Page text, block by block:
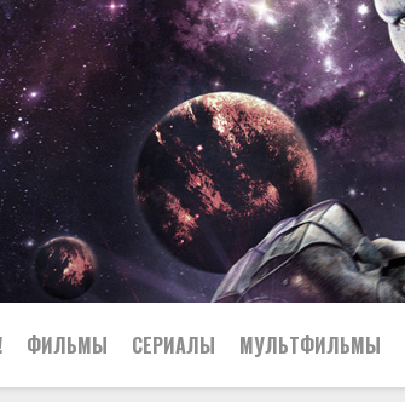
ФИЛЬМЫ СЕРИАЛЫ МУЛЬТФИЛЬМЫ